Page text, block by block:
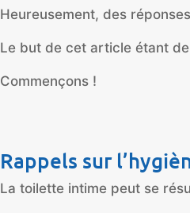
Heureusement, des
Le but de cet article étant
Commençons !
Rappels sur
La toilette intime peut se